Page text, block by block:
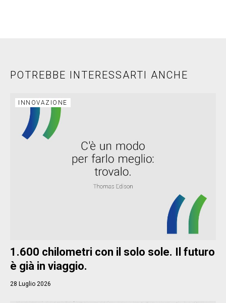
POTREBBE INTERESSARTI ANCHE
INNOVAZIONE
1.600 chilometri con il solo sole. Il futuro
è già in viaggio.
28 Luglio 2026